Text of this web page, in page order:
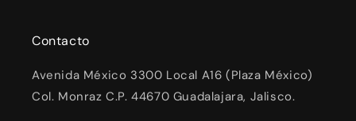
Contacto
Avenida México 3300 Local A16 (Plaza México)
Col. Monraz C.P. 44670 Guadalajara, Jalisco.